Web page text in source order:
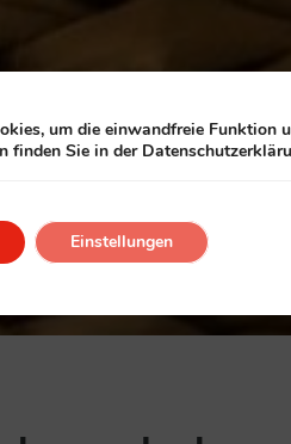
um die einwandfreie Funktion
finden Sie in der
Einstellungen